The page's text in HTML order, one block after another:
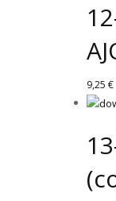
9,25 €